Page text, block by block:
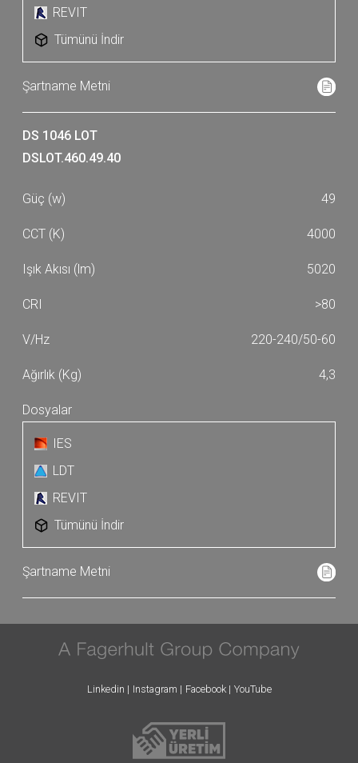
REVIT
Tümünü İndir
DS 1046 LOT
DSLOT.460.49.40
49
4000
5020
>80
220-240/50-60
4,3
IES
LDT
REVIT
Tümünü İndir
Linkedin Instagram Facebook YouTube